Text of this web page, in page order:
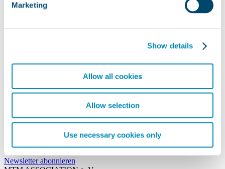
Marketing
Show details
Allow all cookies
Allow selection
Use necessary cookies only
Bitte bestätigen Sie im nächsten Schritt Ihre E-Mail Adresse.
Vielen Dank für die Bestätigung Ihrer E-Mail Adresse.
Sie können die Datei jetzt herunterladen.
Newsletter abonnieren